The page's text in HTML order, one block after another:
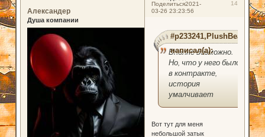
Поделиться 14
2021-
03-26 23:23:56
Александер
Душа компании
#p233241,PlushBear
написал(а):
Вполне возможно.
Но, что у него было
в контракте,
история
умалчивает
Вот тут для меня
небольшой затык